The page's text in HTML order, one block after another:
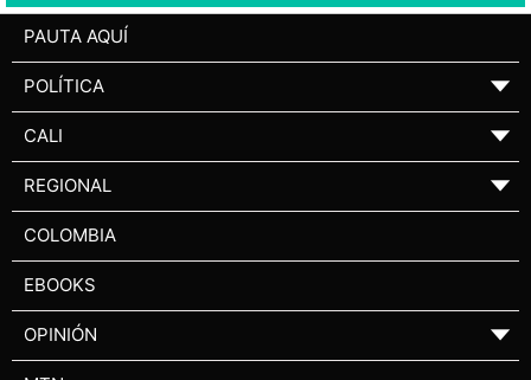
PAUTA AQUÍ
POLÍTICA ▼
CALI ▼
REGIONAL ▼
COLOMBIA
EBOOKS
OPINIÓN ▼